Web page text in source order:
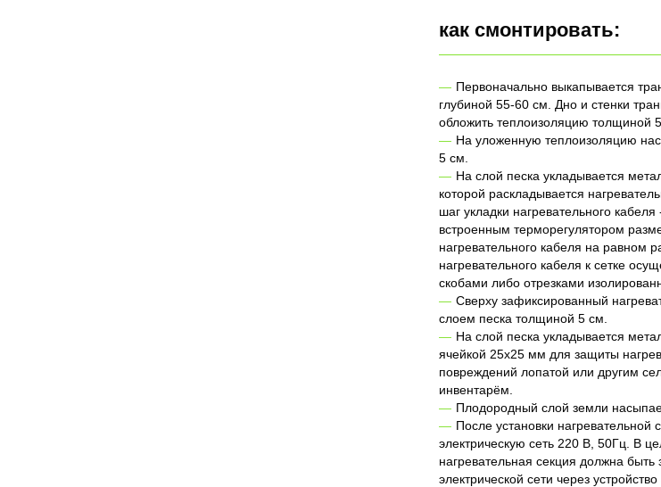
как смонтировать:
Первоначально выкапывается
глубиной 55-60 см. Дно и стенки
обложить теплоизоляцию толщиной
На уложенную теплоизоляцию
5 см.
На слой песка укладывается
которой раскладывается
шаг укладки нагревательного
встроенным терморегулятором
нагревательного кабеля на равном
нагревательного кабеля к сетке
скобами либо отрезками
Сверху зафиксированный
слоем песка толщиной 5 см.
На слой песка укладывается
ячейкой 25x25 мм для защиты
повреждений лопатой или другим
инвентарём.
Плодородный слой земли
После установки нагревательной
электрическую сеть 220 В, 50Гц. В
нагревательная секция должна
электрической сети через